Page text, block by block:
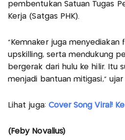
pembentukan Satuan Tugas
Kerja (Satgas PHK).
“Kemnaker juga menyediakan
upskilling, serta mendukung
bergerak dari hulu ke hilir. Itu
menjadi bantuan mitigasi,” ujar
Lihat juga: Cover Song Viral!
(Feby Novalius)